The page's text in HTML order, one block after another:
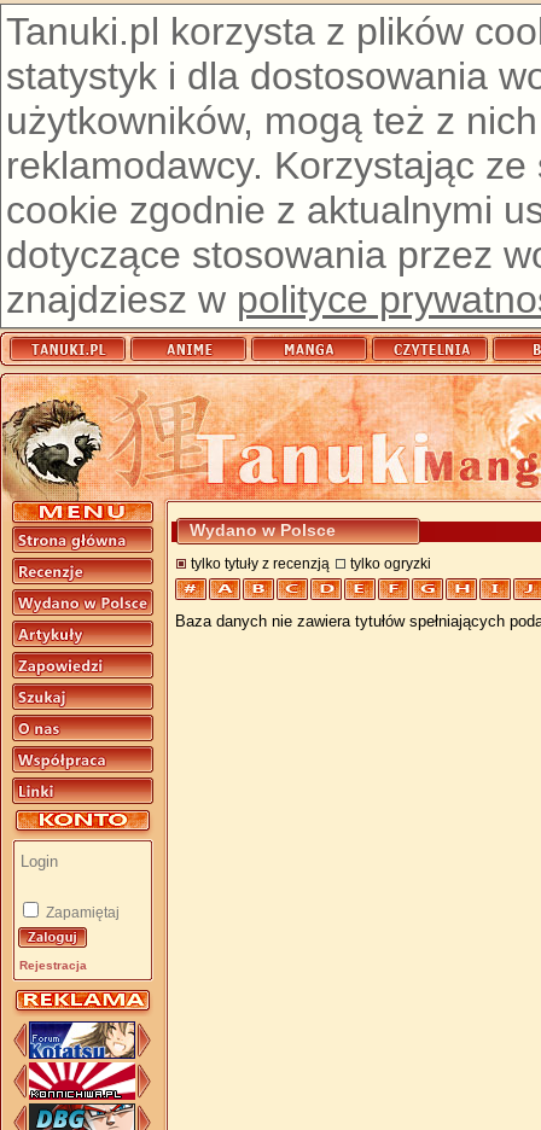
Tanuki.pl korzysta z plików
statystyk i dla dostosowania
użytkowników, mogą też z
reklamodawcy. Korzystając
cookie zgodnie z aktualnymi
dotyczące stosowania przez
znajdziesz w polityce
Zapamiętaj
Rejestracja
Wydano w Polsce
tylko tytuły z recenzją tylko ogryzki
Baza danych nie zawiera tytułów spełniających